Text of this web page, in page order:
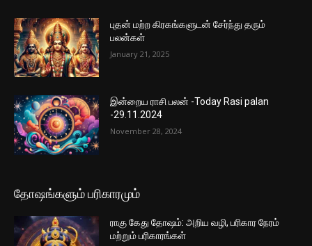
புதன் மற்ற கிரகங்களுடன் சேர்ந்து தரும்
பலன்கள்
January 21, 2025
இன்றைய ராசி பலன் -Today Rasi palan
-29.11.2024
November 28, 2024
தோஷங்களும் பரிகாரமும்
ராகு கேது தோஷம்: அறிய வழி, பரிகார நேரம்
மற்றும் பரிகாரங்கள்